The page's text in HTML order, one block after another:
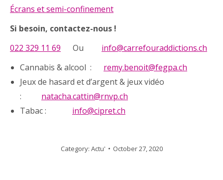
Écrans et semi-confinement
Si besoin, contactez-nous !
022 329 11 69 Ou info@carrefouraddictions.ch
Cannabis & alcool : remy.benoit@fegpa.ch
Jeux de hasard et d’argent & jeux vidéo
: natacha.cattin@rnvp.ch
Tabac : info@cipret.ch
Category: Actu' October 27, 2020